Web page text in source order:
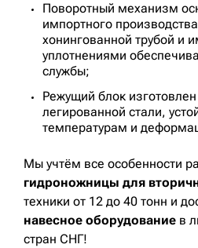
Поворотный механизм
импортного
хонингованной трубой и
уплотнениями
службы;
Режущий блок
легированной стали,
температурам и
Мы учтём все особенности
гидроножницы для
техники от 12 до 40 тонн и
навесное оборудование в
стран СНГ!